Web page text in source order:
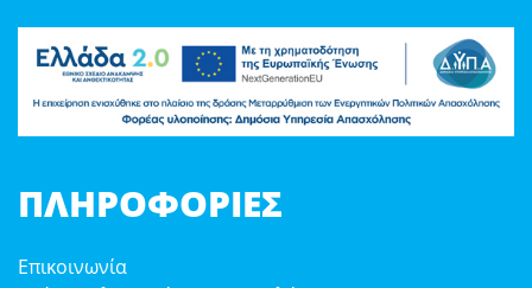
ΠΛΗΡΟΦΟΡΊΕΣ
Επικοινωνία